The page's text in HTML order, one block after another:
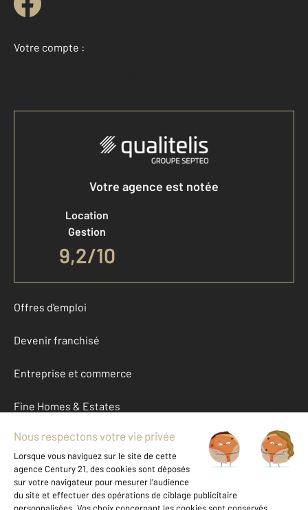
Votre compte :
Accéder à mon compte
Votre agence est notée
Location
Gestion
9,2/10
Offres d'emploi
Devenir franchisé
Entreprise et commerce
Fine Homes & Estates
À propos
International
Nous contacter